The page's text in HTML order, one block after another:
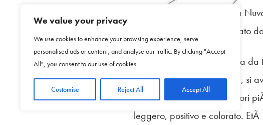
We value your privacy
We use cookies to enhance your browsing experience, serve
personalised ads or content, and analyse our traffic. By clicking "Accept
All", you consent to our use of cookies.
Customise Reject All Accept All
I bimbi della scuola â€œLa
), lâ€™albo illustrato
Blu Ã¨ unâ€™apetta diversa da
delle compagne di alveare, si
amici dalle forme e dai colori
leggero, positivo e colorato.